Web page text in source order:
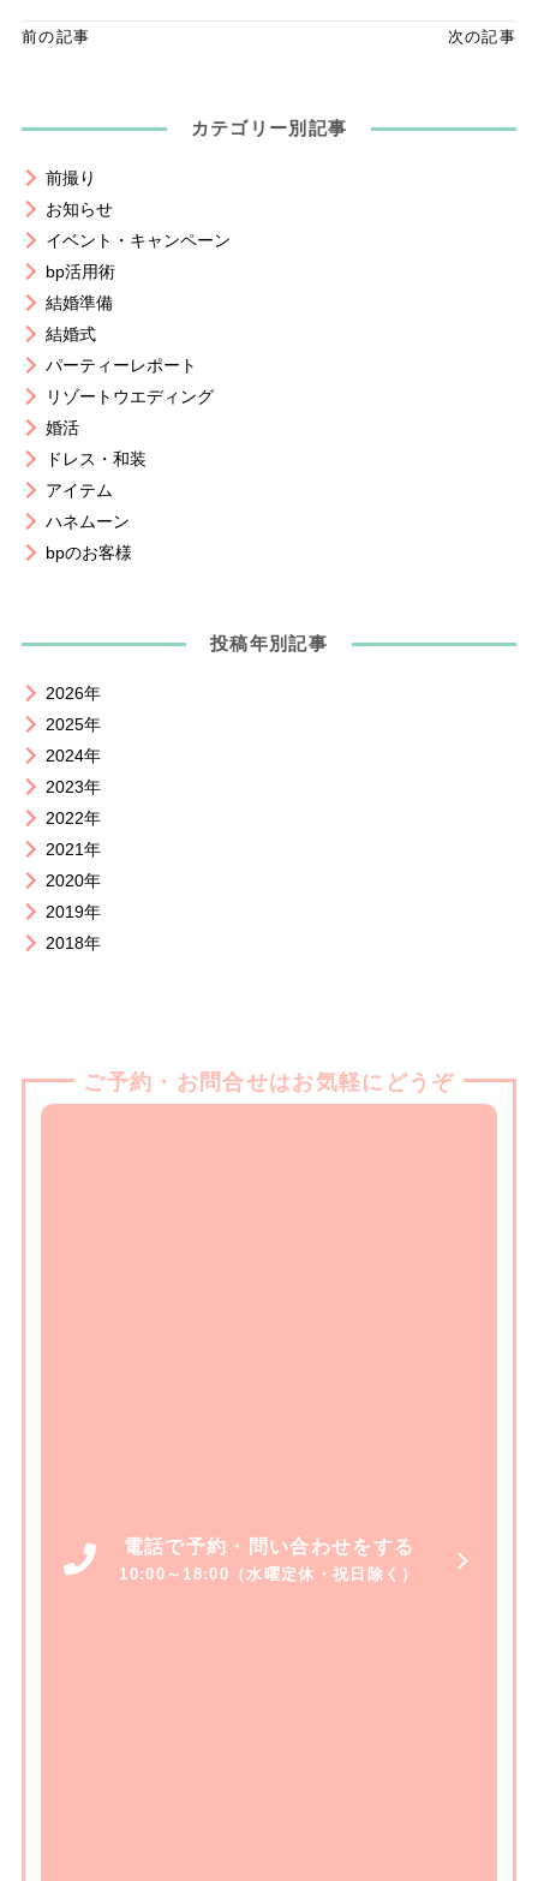
前の記事 次の記事
カテゴリー別記事
前撮り
お知らせ
イベント・キャンペーン
bp活用術
結婚準備
結婚式
パーティーレポート
リゾートウエディング
婚活
ドレス・和装
アイテム
ハネムーン
bpのお客様
投稿年別記事
2026年
2025年
2024年
2023年
2022年
2021年
2020年
2019年
2018年
ご予約・お問合せはお気軽にどうぞ
電話で予約・問い合わせをする
10:00～18:00（水曜定休・祝日除く）